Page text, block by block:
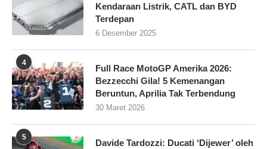
Kendaraan Listrik, CATL dan BYD
Terdepan
6 Desember 2025
4
Full Race MotoGP Amerika 2026:
Bezzecchi Gila! 5 Kemenangan
Beruntun, Aprilia Tak Terbendung
30 Maret 2026
5
Davide Tardozzi: Ducati ‘Dijewer’ oleh